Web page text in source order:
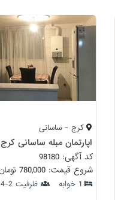
کرج - ساسانی
اپارتمان مبله ساسانی کرج
کد آگهی: 98180
شروع قیمت: 780,000 تومان
1 خوابه ظرفیت 2-4 نفر